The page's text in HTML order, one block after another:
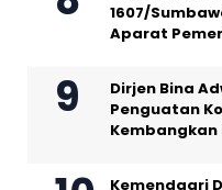
1607/
Aparat
Dirjen Bina
Penguatan
Kembangkan
Kemendagri